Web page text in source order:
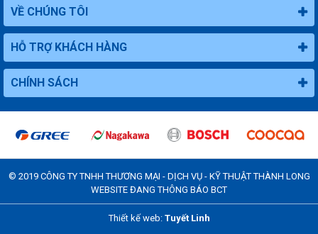
VỀ CHÚNG TÔI
HỖ TRỢ KHÁCH HÀNG
CHÍNH SÁCH
© 2019 CÔNG TY TNHH THƯƠNG MẠI - DỊCH VỤ - KỸ THUẬT THÀNH LONG
WEBSITE ĐANG THÔNG BÁO BCT
Thiết kế web: Tuyết Linh